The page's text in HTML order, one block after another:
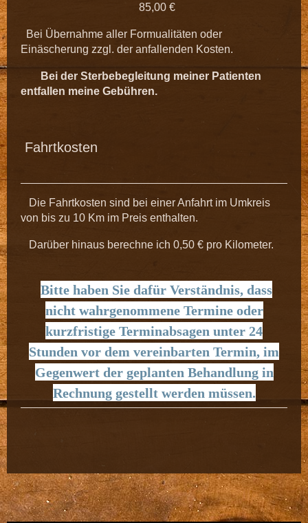
85,00 €
Bei Übernahme aller Formualitäten oder
Einäscherung zzgl. der anfallenden Kosten.
Bei der Sterbebegleitung meiner Patienten
entfallen meine Gebühren.
Fahrtkosten
Die Fahrtkosten sind bei einer Anfahrt im Umkreis
von bis zu 10 Km im Preis enthalten.
Darüber hinaus berechne ich 0,50 € pro Kilometer.
Bitte haben Sie dafür Verständnis, dass
nicht wahrgenommene Termine oder
kurzfristige Terminabsagen unter 24
Stunden vor dem vereinbarten Termin, im
Gegenwert der geplanten Behandlung in
Rechnung gestellt werden müssen.